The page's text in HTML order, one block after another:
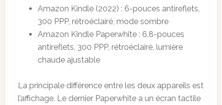
Amazon Kindle (2022) : 6-pouces antireflets,
300 PPP, rétroéclairé, mode sombre
Amazon Kindle Paperwhite : 6,8-pouces
antireflets, 300 PPP, rétroéclairé, lumière
chaude ajustable
La principale différence entre les deux appareils est
l’affichage. Le dernier Paperwhite a un écran tactile